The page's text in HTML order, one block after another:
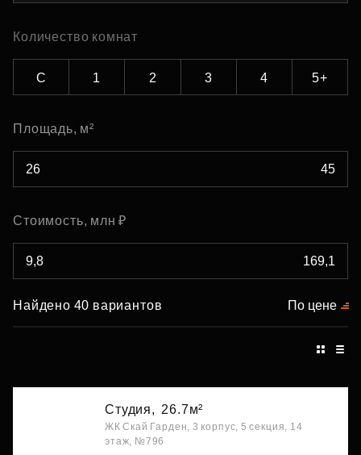
Количество комнат
С 1 2 3 4 5+
Площадь, м²
Стоимость, млн ₽
Найдено 40 вариантов По цене
Студия, 26.7м²
ЖК Скай Гарден, 3 корпус, 5 секция, 14
этаж, №796